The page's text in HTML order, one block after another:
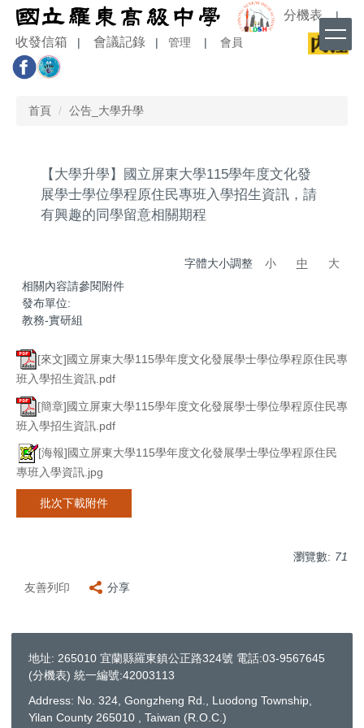
跳
到
主
要
內
分機表 |
收發信箱 會議記錄 管理 會員
首頁 公告_大學升學
【大學升學】國立屏東大學115學年度文化發
展學士學位學程原住民專班入學招生資訊，請
有興趣的同學留意相關期程
字體大小調整 小 中
大
相關內容請參閱附件
發布單位:
教務-實研組
[來文]國立屏東大學115學年度文化發展學士學位學程原住民專
班入學招生資訊.pdf
[簡章]國立屏東大學115學年度文化發展學士學位學程原住民專
班入學招生資訊.pdf
[海報]國立屏東大學115學年度文化發展學士學位學程原住民
專班入學資訊.jpg
批次下載附件
瀏覽數: 71
友善列印 分享
地址: 265010 宜蘭縣羅東鎮公正路324號 電話:03-9567645
(分機表) 統一編號:42003113
Address: No. 324, Gongzheng Rd., Luodong Township,
Yilan County 265010 , Taiwan (R.O.C.)